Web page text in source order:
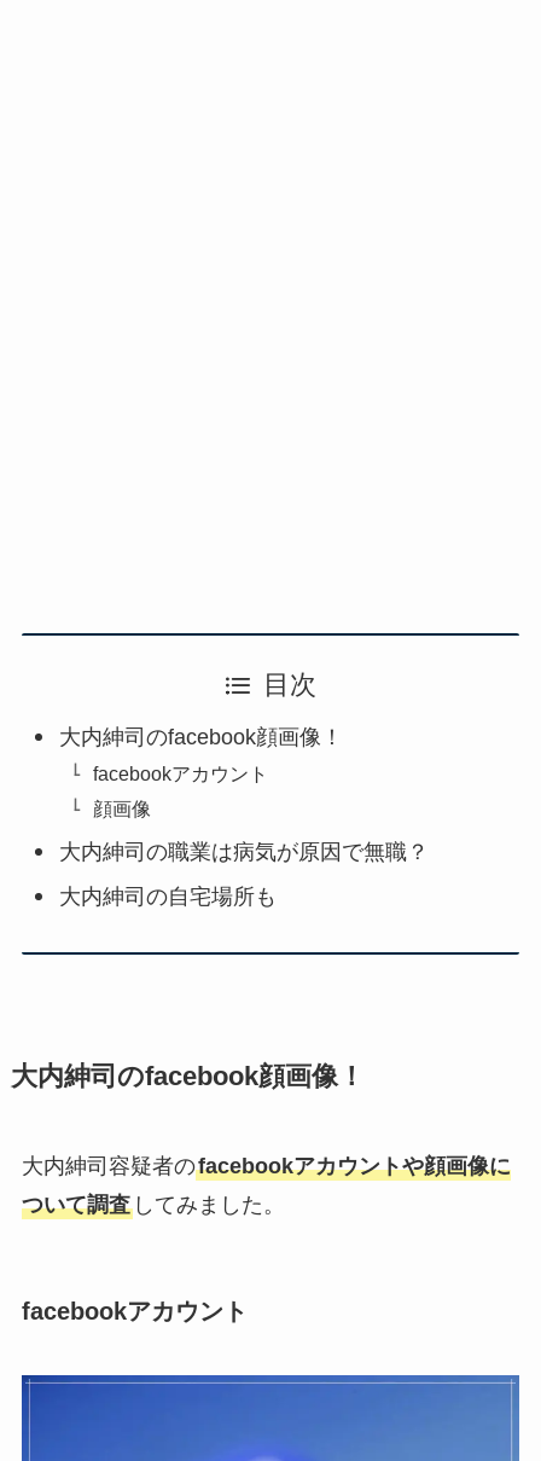
目次
大内紳司のfacebook顔画像！
facebookアカウント
顔画像
大内紳司の職業は病気が原因で無職？
大内紳司の自宅場所も
大内紳司のfacebook顔画像！
大内紳司容疑者のfacebookアカウントや顔画像に
ついて調査してみました。
facebookアカウント